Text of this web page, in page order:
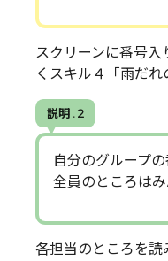
スクリーンに番号入
くスキル４「雨だ
説明 . 2
自分のグループ
全員のところはみ
各担当のところを読